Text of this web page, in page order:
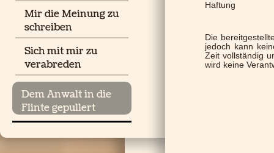
Mir die Meinung zu
schreiben
Sich mit mir zu
verabreden
Dem Anwalt in die
Flinte gepullert
Haftung
Die
jedoch kann
Zeit vollständig
wird keine